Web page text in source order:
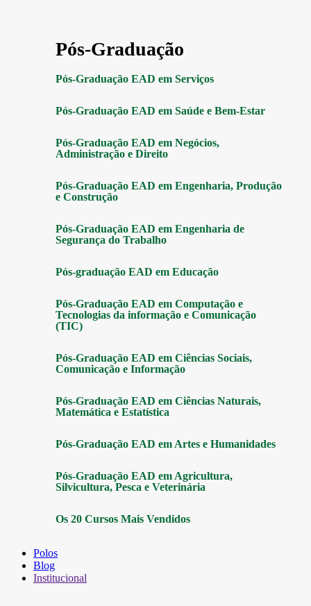
Pós-Graduação
Pós-Graduação EAD em Serviços
Pós-Graduação EAD em Saúde e Bem-Estar
Pós-Graduação EAD em Negócios,
Administração e Direito
Pós-Graduação EAD em Engenharia, Produção
e Construção
Pós-Graduação EAD em Engenharia de
Segurança do Trabalho
Pós-graduação EAD em Educação
Pós-Graduação EAD em Computação e
Tecnologias da informação e Comunicação
(TIC)
Pós-Graduação EAD em Ciências Sociais,
Comunicação e Informação
Pós-Graduação EAD em Ciências Naturais,
Matemática e Estatística
Pós-Graduação EAD em Artes e Humanidades
Pós-Graduação EAD em Agricultura,
Silvicultura, Pesca e Veterinária
Os 20 Cursos Mais Vendidos
Polos
Blog
Institucional